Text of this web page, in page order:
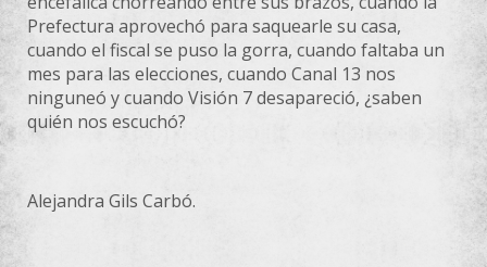
Prefectura aprovechó para saquearle su casa,
cuando el fiscal se puso la gorra, cuando faltaba un
mes para las elecciones, cuando Canal 13 nos
ninguneó y cuando Visión 7 desapareció, ¿saben
quién nos escuchó?
Alejandra Gils Carbó.